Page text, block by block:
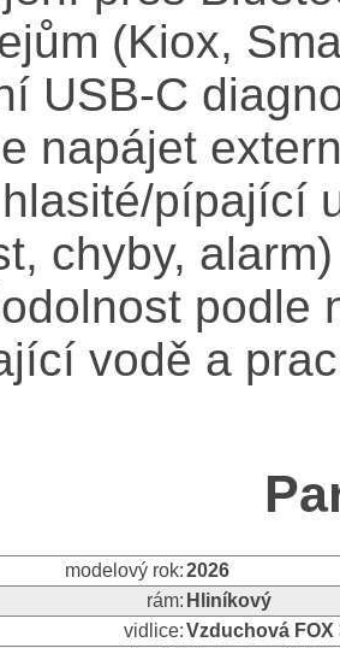
(Kiox,
USB‑C
napájet
pípající
chyby, alarm)
podle
vodě a
modelový rok:2026
rám: Hliníkový
vidlice:Vzduchová FOX